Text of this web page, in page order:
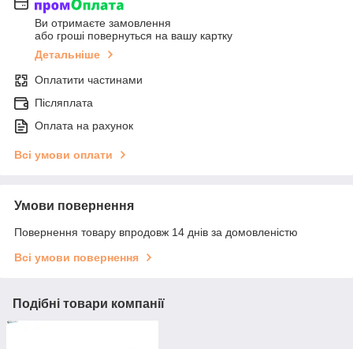
Ви отримаєте замовлення
або гроші повернуться на вашу картку
Детальніше
Оплатити частинами
Післяплата
Оплата на рахунок
Всі умови оплати
Умови повернення
Повернення товару впродовж 14 днів за домовленістю
Всі умови повернення
Подібні товари компанії